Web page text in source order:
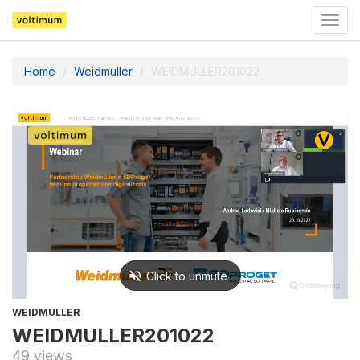
Home Weidmuller WEIDMULLER201022
WEIDMULLER
WEIDMULLER201022
49 views